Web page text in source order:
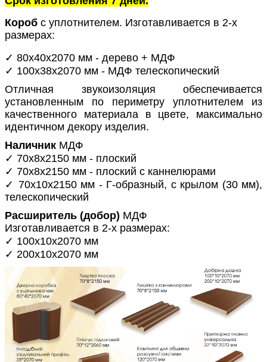
Короб с уплотнителем. Изготавливается в 2-х
размерах:
✓ 80х40х2070 мм - дерево + МДФ
✓ 100х38х2070 мм - МДФ телескопический
Отличная звукоизоляция обеспечивается
установленным по периметру уплотнителем из
качественного материала в цвете, максимально
идентичном декору изделия.
Наличник МДФ
✓ 70х8х2150 мм - плоский
✓ 70х8х2150 мм - плоский с каннелюрами
✓ 70х10х2150 мм - Г-образный, с крылом (30 мм),
телескопический
Расширитель (добор) МДФ
Изготавливается в 2-х размерах:
✓ 100х10х2070 мм
✓ 200х10х2070 мм